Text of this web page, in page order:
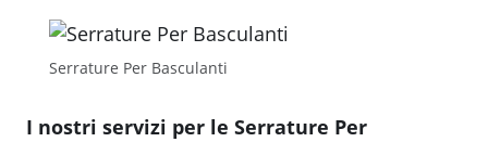
Serrature Per Basculanti
I nostri servizi per le Serrature Per